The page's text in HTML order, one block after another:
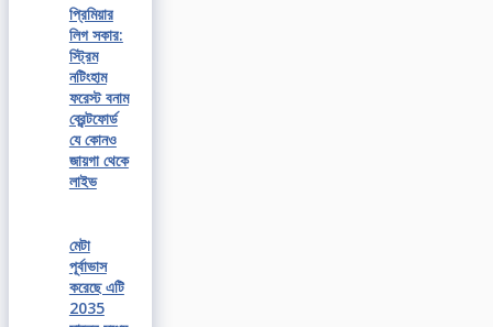
প্রিমিয়ার
লিগ সকার:
স্ট্রিম
নটিংহাম
ফরেস্ট বনাম
ব্রেন্টফোর্ড
যে কোনও
জায়গা থেকে
লাইভ
মেটা
পূর্বাভাস
করেছে এটি
2035